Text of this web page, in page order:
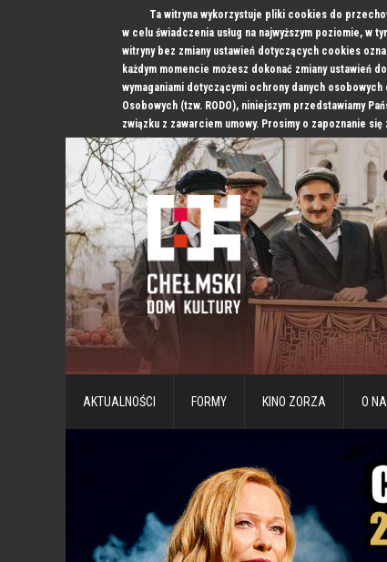
Ta witryna wykorzystuje pliki cookies do
w celu świadczenia usług na najwyższym poziomie, w
witryny bez zmiany ustawień dotyczących cookies
każdym momencie możesz dokonać zmiany ustawień
wymaganiami dotyczącymi ochrony danych
Osobowych (tzw. RODO), niniejszym przedstawiamy
związku z zawarciem umowy. Prosimy o zapoznanie
AKTUALNOŚCI FORMY KINO ZORZA O